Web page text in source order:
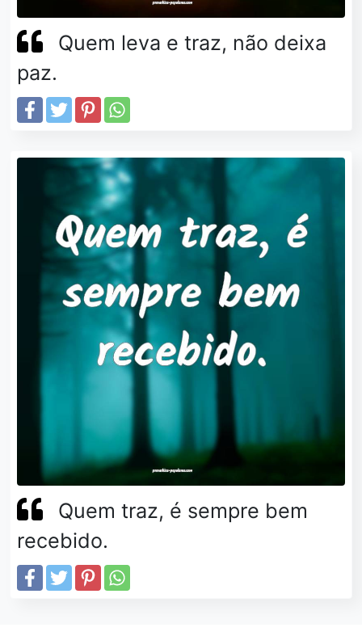
Quem leva e traz, não deixa
paz.
Quem traz, é sempre bem
recebido.